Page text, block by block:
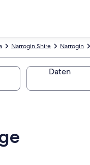
Narrogin
Narrogin Shire
Daten